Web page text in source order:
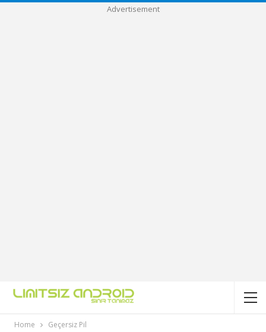
Advertisement
Home Geçersiz Pil